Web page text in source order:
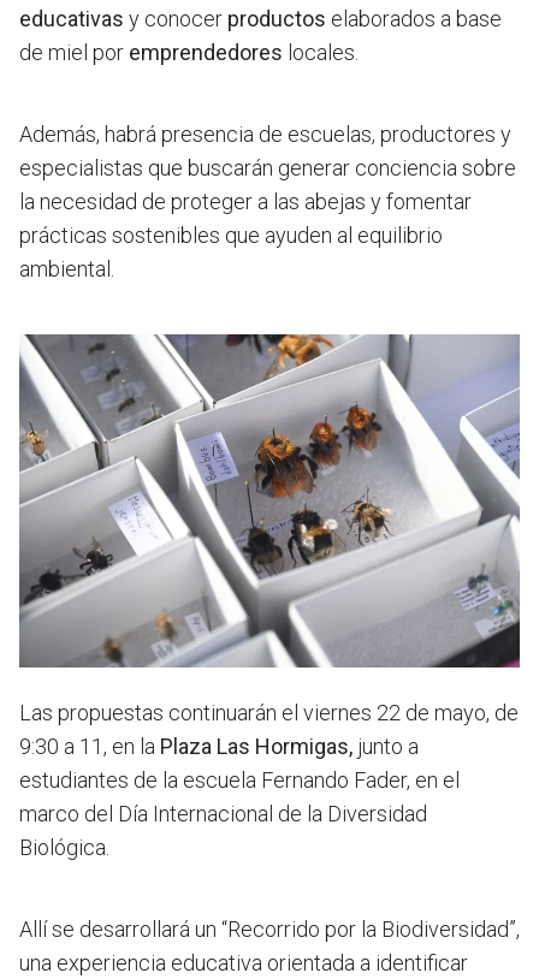
educativas y conocer productos elaborados a base
de miel por emprendedores locales.
Además, habrá presencia de escuelas, productores y
especialistas que buscarán generar conciencia sobre
la necesidad de proteger a las abejas y fomentar
prácticas sostenibles que ayuden al equilibrio
ambiental.
Las propuestas continuarán el viernes 22 de mayo, de
9:30 a 11, en la Plaza Las Hormigas, junto a
estudiantes de la escuela Fernando Fader, en el
marco del Día Internacional de la Diversidad
Biológica.
Allí se desarrollará un “Recorrido por la Biodiversidad”,
una experiencia educativa orientada a identificar